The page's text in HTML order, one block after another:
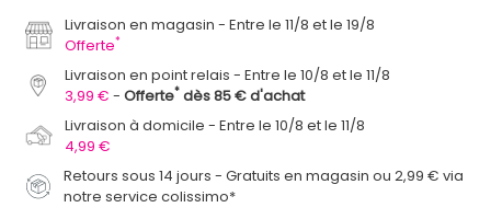
Livraison en magasin
Entre le 11/8 et le 19/8
Offerte*
Livraison en point relais
Entre le 10/8 et le 11/8
3,99 €
Offerte* dès 85 € d'achat
Livraison à domicile
Entre le 10/8 et le 11/8
4,99 €
Retours sous 14 jours - Gratuits en magasin ou 2,99 € via
notre service colissimo*